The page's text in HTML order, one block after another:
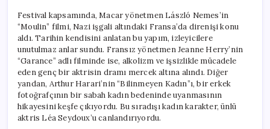
Festival kapsamında, Macar yönetmen László Nemes’in
“Moulin” filmi, Nazi işgali altındaki Fransa’da direnişi konu
aldı. Tarihin kendisini anlatan bu yapım, izleyicilere
unutulmaz anlar sundu. Fransız yönetmen Jeanne Herry’nin
“Garance” adlı filminde ise, alkolizm ve işsizlikle mücadele
eden genç bir aktrisin dramı mercek altına alındı. Diğer
yandan, Arthur Harari’nin “Bilinmeyen Kadın”ı, bir erkek
fotoğrafçının bir sabah kadın bedeninde uyanmasının
hikayesini keşfe çıkıyordu. Bu sıradışı kadın karakter, ünlü
aktris Léa Seydoux’u canlandırıyordu.